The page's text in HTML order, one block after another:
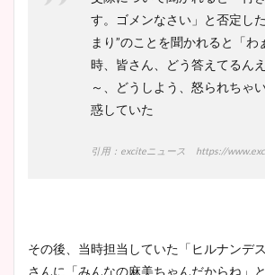
す。ゴメンなさい」と否定し
まり”のことを聞かれると「わ
時、皆さん、どう答えてるん
～、どうしよう、怒られちゃ
惑していた
引用：exciteニュース https://
その後、当時担当していた「ヒルナンデ
さんに「みんなの麻美ちゃんだからね」